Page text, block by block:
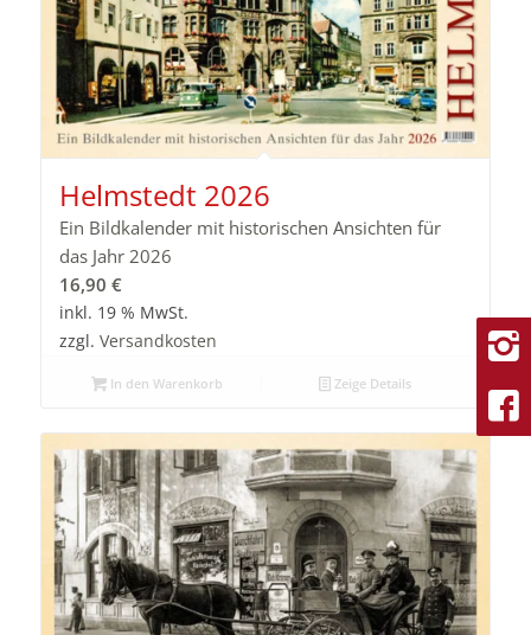
Helmstedt 2026
Ein Bildkalender mit historischen Ansichten für
das Jahr 2026
16,90 €
inkl. 19 % MwSt.
zzgl. Versandkosten
In den Warenkorb Zeige Details